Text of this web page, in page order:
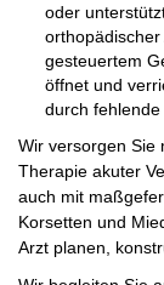
oder
gesteuertem
öffnet und
durch fehlende
Wir versorgen Sie
Therapie akuter
auch mit
Korsetten und
Arzt planen,